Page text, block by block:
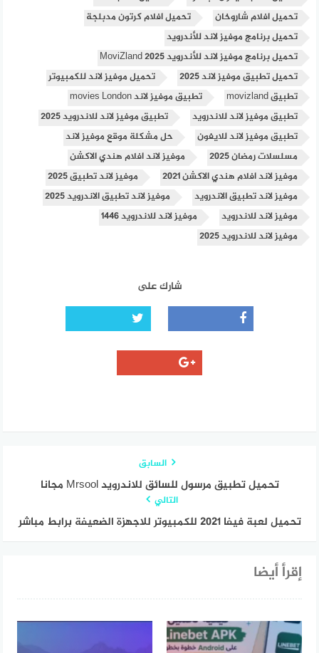
تحميل افلام شاروخان
تحميل افلام كرتون مدبلجة
تحميل برنامج موفيز لاند للأندرويد
تحميل برنامج موفيز لاند للأندرويد MoviZland 2025
تحميل تطبيق موفيز لاند 2025
تحميل موفيز لاند للكمبيوتر
تطبيق movizland
تطبيق موفيز لاند movies London
تطبيق موفيز لاند للاندرويد
تطبيق موفيز لاند للاندرويد 2025
تطبيق موفيز لاند للايفون
حل مشكلة موقع موفيز لاند
مسلسلات رمضان 2025
موفيز لاند افلام هندي الاكشن
موفيز لاند افلام هندي الاكشن 2021
موفيز لاند تطبيق 2025
موفيز لاند تطبيق الاندرويد
موفيز لاند تطبيق الاندرويد 2025
موفيز لاند للاندرويد
موفيز لاند للاندرويد 1446
موفيز لاند للاندرويد 2025
شارك على
السابق
تحميل تطبيق مرسول للسائق للاندرويد Mrsool مجانا
التالي
تحميل لعبة فيفا 2021 للكمبيوتر للاجهزة الضعيفة برابط مباشر
إقرأ أيضا